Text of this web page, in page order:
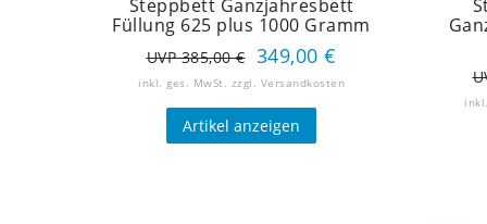
Steppbett Ganzjahresbett
Füllung 625 plus 1000 Gramm
UVP 385,00 € 349,00 €
inkl. ges. MwSt. zzgl. Versandkosten
Artikel anzeigen